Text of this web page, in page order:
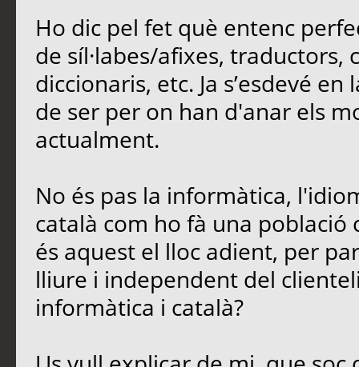
Ho dic pel fet què entenc
de síl·labes/afixes, traductors,
diccionaris, etc. Ja s’esdevé
de ser per on han d'anar els
actualment.
No és pas la informàtica,
català com ho fà una població
és aquest el lloc adient, per
lliure i independent del
informàtica i català?